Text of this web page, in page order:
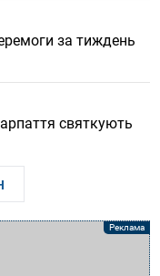
за тиждень
святкують